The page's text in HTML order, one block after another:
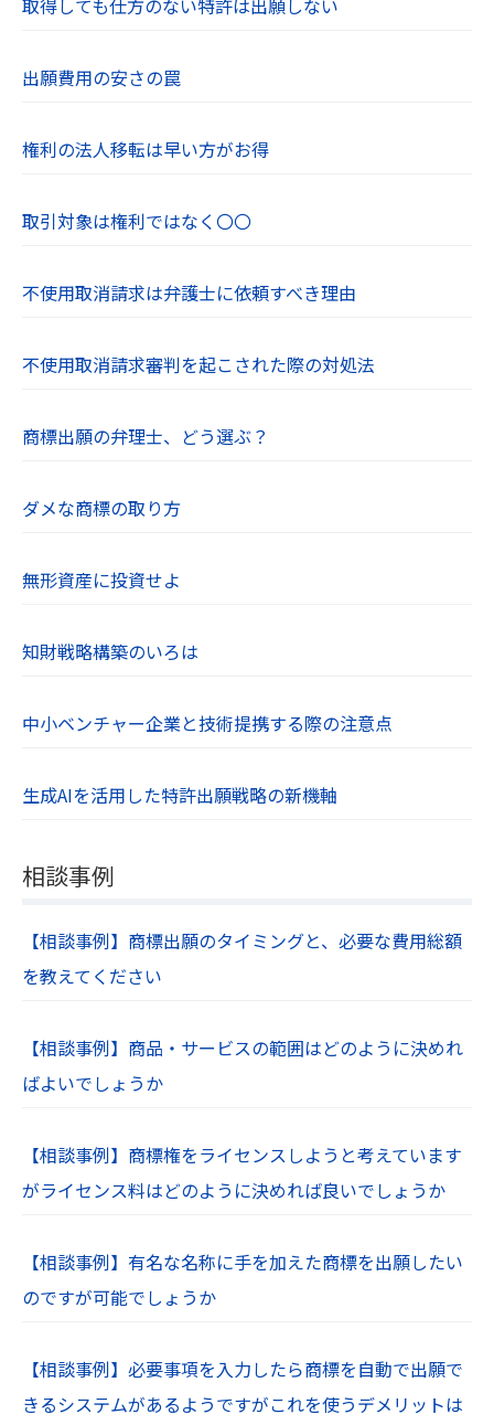
取得しても仕方のない特許は出願しない
出願費用の安さの罠
権利の法人移転は早い方がお得
取引対象は権利ではなく〇〇
不使用取消請求は弁護士に依頼すべき理由
不使用取消請求審判を起こされた際の対処法
商標出願の弁理士、どう選ぶ？
ダメな商標の取り方
無形資産に投資せよ
知財戦略構築のいろは
中小ベンチャー企業と技術提携する際の注意点
生成AIを活用した特許出願戦略の新機軸
相談事例
【相談事例】商標出願のタイミングと、必要な費用総額
を教えてください
【相談事例】商品・サービスの範囲はどのように決めれ
ばよいでしょうか
【相談事例】商標権をライセンスしようと考えています
がライセンス料はどのように決めれば良いでしょうか
【相談事例】有名な名称に手を加えた商標を出願したい
のですが可能でしょうか
【相談事例】必要事項を入力したら商標を自動で出願で
きるシステムがあるようですがこれを使うデメリットは